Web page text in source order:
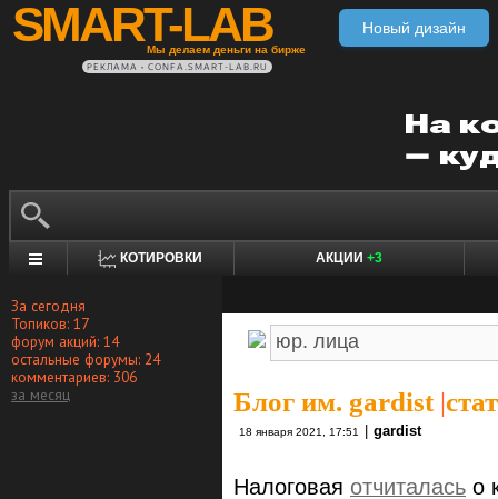
SMART-LAB
Мы делаем деньги на бирже
Новый дизайн
РЕКЛАМА • CONFA.SMART-LAB.RU
КОТИРОВКИ АКЦИИ +3
За сегодня
Топиков: 17
форум акций: 14
остальные форумы: 24
комментариев: 306
за месяц
Блог им. gardist|
18 января 2021, 17:51 gardist
Налоговая отчиталась о